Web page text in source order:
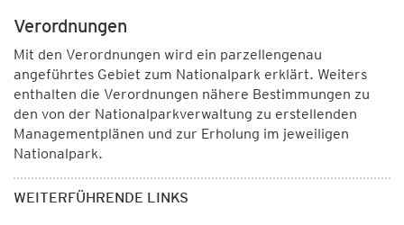
Verordnungen
Mit den Verordnungen wird ein parzellengenau
angeführtes Gebiet zum Nationalpark erklärt. Weiters
enthalten die Verordnungen nähere Bestimmungen zu
den von der Nationalparkverwaltung zu erstellenden
Managementplänen und zur Erholung im jeweiligen
Nationalpark.
WEITERFÜHRENDE LINKS